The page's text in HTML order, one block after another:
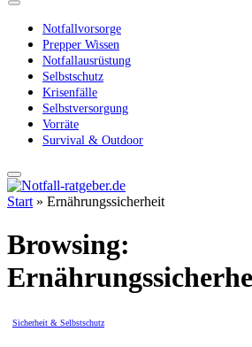
Notfallvorsorge
Prepper Wissen
Notfallausrüstung
Selbstschutz
Krisenfälle
Selbstversorgung
Vorräte
Survival & Outdoor
Start » Ernährungssicherheit
Browsing:
Sicherheit & Selbstschutz